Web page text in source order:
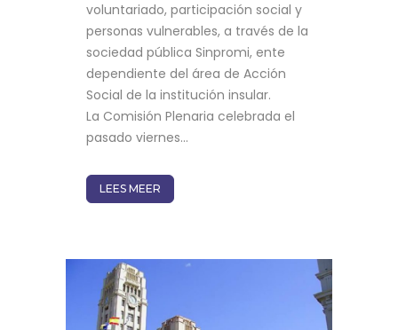
voluntariado, participación social y
personas vulnerables, a través de la
sociedad pública Sinpromi, ente
dependiente del área de Acción
Social de la institución insular.
La Comisión Plenaria celebrada el
pasado viernes...
LEES MEER